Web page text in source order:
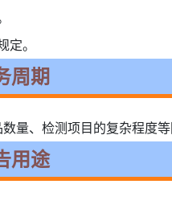
。
周期
量、检测项目的复杂程度等
用途